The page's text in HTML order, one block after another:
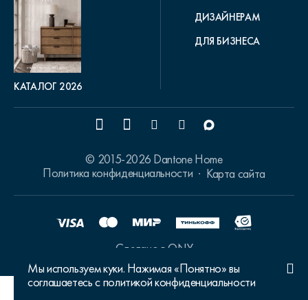
Мы используем куки. Нажимая «Понятно» вы
соглашаетесь с политикой конфиденциальности
КАТАЛОГ 2026
ДИЗАЙНЕРАМ
ДЛЯ БИЗНЕСА
© 2015-2026 Dantone Home
Политика конфиденциальности
Карта сайта
Сделано в ONY